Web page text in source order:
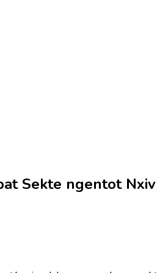
Sekte ngentot